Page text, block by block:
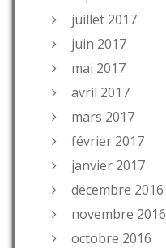
juillet 2017
juin 2017
mai 2017
avril 2017
mars 2017
février 2017
janvier 2017
décembre 2016
novembre 2016
octobre 2016